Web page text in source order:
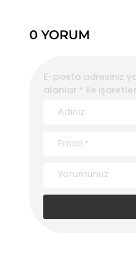
0 YORUM
E-posta adresiniz
alanlar * ile